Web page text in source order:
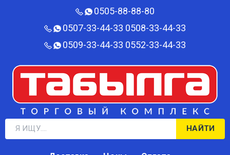
0505-88-88-80‬
0507-33-44-33 0508-33-44-33
0509-33-44-33 0552-33-44-33
НАЙТИ